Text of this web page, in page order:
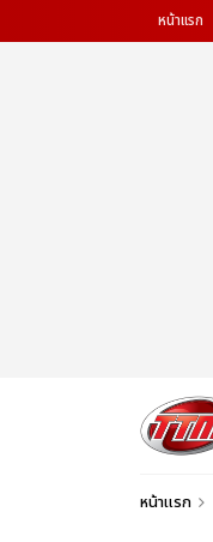
หน้าแรก
หน้าแรก